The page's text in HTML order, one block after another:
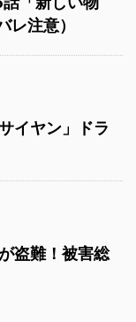
注意）
イヤン」ドラ
盗難！被害総